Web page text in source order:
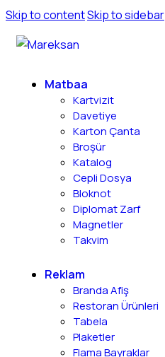
Skip to contentSkip to sidebar
Matbaa
Kartvizit
Davetiye
Karton Çanta
Broşür
Katalog
Cepli Dosya
Bloknot
Diplomat Zarf
Magnetler
Takvim
Reklam
Branda Afiş
Restoran Ürünleri
Tabela
Plaketler
Flama Bayraklar